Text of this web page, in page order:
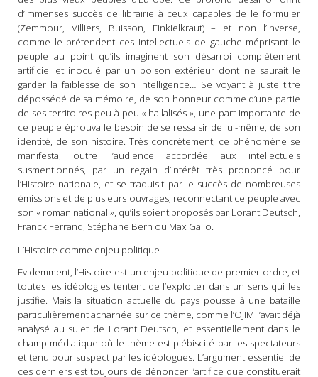
d’immenses succès de librairie à ceux capables de le formuler
(Zemmour, Villiers, Buisson, Finkielkraut) – et non l’inverse,
comme le prétendent ces intellectuels de gauche méprisant le
peuple au point qu’ils imaginent son désarroi complètement
artificiel et inoculé par un poison extérieur dont ne saurait le
garder la faiblesse de son intelligence… Se voyant à juste titre
dépossédé de sa mémoire, de son honneur comme d’une partie
de ses territoires peu à peu « hallalisés », une part importante de
ce peuple éprouva le besoin de se ressaisir de lui-même, de son
identité, de son histoire. Très concrètement, ce phénomène se
manifesta, outre l’audience accordée aux intellectuels
susmentionnés, par un regain d’intérêt très prononcé pour
l’Histoire nationale, et se traduisit par le succès de nombreuses
émissions et de plusieurs ouvrages, reconnectant ce peuple avec
son « roman national », qu’ils soient proposés par Lorant Deutsch,
Franck Ferrand, Stéphane Bern ou Max Gallo.
L’Histoire comme enjeu politique
Evidemment, l’Histoire est un enjeu politique de premier ordre, et
toutes les idéologies tentent de l’exploiter dans un sens qui les
justifie. Mais la situation actuelle du pays pousse à une bataille
particulièrement acharnée sur ce thème, comme l’OJIM l’avait déjà
analysé au sujet de Lorant Deutsch, et essentiellement dans le
champ médiatique où le thème est plébiscité par les spectateurs
et tenu pour suspect par les idéologues. L’argument essentiel de
ces derniers est toujours de dénoncer l’artifice que constituerait